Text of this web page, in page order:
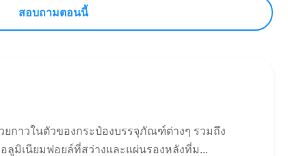
สอบถามตอนนี้
กาวในตัวของกระป๋องบรรจุภัณฑ์ต่างๆ รวมถึง
ลูมิเนียมฟอยล์ที่สว่างและแผ่นรองหลังที่ม...